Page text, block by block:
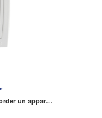
un appar…